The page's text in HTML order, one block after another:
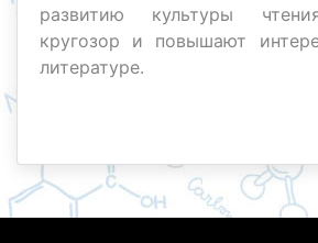
развитию культуры
кругозор и повышают
литературе.